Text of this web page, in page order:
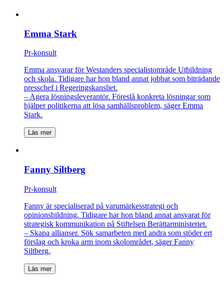
Emma Stark
Pr-konsult
Emma ansvarar för Westanders specialistområde Utbildning
och skola. Tidigare har hon bland annat jobbat som biträdande
presschef i Regeringskansliet.
– Agera lösningsleverantör. Föreslå konkreta lösningar som
hjälper politikerna att lösa samhällsproblem, säger Emma
Stark.
Läs mer
Fanny Siltberg
Pr-konsult
Fanny är specialiserad på varumärkesstrategi och
opinionsbildning. Tidigare har hon bland annat ansvarat för
strategisk kommunikation på Stiftelsen Berättarministeriet.
– Skapa allianser. Sök samarbeten med andra som stöder ert
förslag och kroka arm inom skolområdet, säger Fanny
Siltberg.
Läs mer